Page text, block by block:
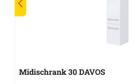
Midischrank 30 DAVOS